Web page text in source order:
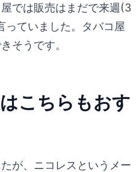
では販売はまだで来週(3
っていました。タバコ屋
そうです。
こちらもおす
が、ニコレスというメー